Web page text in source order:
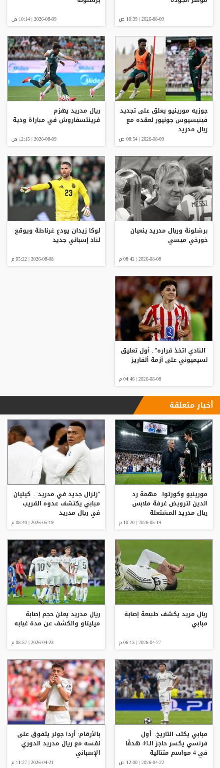
2026-08-09 | 10:39 ص 2026-08-09 | 10:14 ص
جوزيه مورينيو يعلق على تجديد
فينيسيوس جونيور لعقده مع
ريال مدريد
2026-08-09 | 08:54 ص
ريال مدريد يهزم
فرينتسفاروش في مباراة ودية
2026-08-09 | 12:15 ص
برشلونة وريال مدريد ينعيان
خورخي ميسي
2026-08-08 | 08:42 م
لوكا زيدان يودع غرناطة ويوقع
لناد إسباني جديد
2026-08-08 | 05:22 م
"النادي اتخذ قراره".. أول تعليق
لسيميوني على أزمة ألفاريز
2026-08-08 | 04:46 م
أخبار متعلقة
مورينيو وكورتوا.. مهمة رد
الدين لترويض غرفة ملابس
ريال مدريد المشتعلة
2026-05-19 | 10:20 م
"زلزال جديد في مدريد".. كيليان
مبابي يكتشف عدوه القريب
في ريال مدريد
2026-05-19 | 08:40 م
ريال مريد يكشف طبيعة إصابة
مبابي
2026-04-27 | 06:13 م
ريال مدريد يعلن حجم إصابة
ميليتاو والكشف عن مدة غيابه
2026-04-23 | 08:57 م
مبابي يكتب التاريخ.. أول
فرنسي يكسر حاجز الـ40 هدفًا
في 4 مواسم متتالية
2026-04-22 | 12:00 ص
بالأرقام: أردا جولر يتفوق على
نفسه مع ريال مدريد الدوري
الإسباني
2026-04-21 | 11:27 م